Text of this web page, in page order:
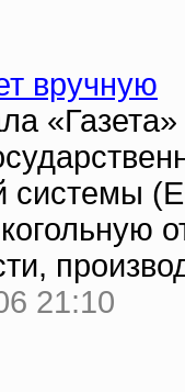
вручную
21:10